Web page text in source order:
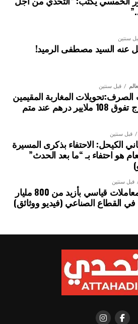
سنتين
عنه السيد مصطفى الرميد!
قبل سنتين
المغاربة المقيمين
بالخارج تفوق 108 ملايير درهم عند متم
قبل سنتين
الكيحل: الاحتفاء بذكرى المسيرة
هو احتفاء بـ “ما بعد الحدث”
قبل سنتين
رقم معاملات قياسي بأزيد من 800 مليار
القطاع الصناعي (فيديو ووثائق)